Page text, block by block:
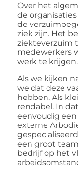
Over het
de
de
ziek zijn. Het
ziekteverzuim
medewerkers
werk te krijgen.
Als we kijken
we dat deze
hebben. Als
rendabel. In
eenvoudig
externe
een groot
bedrijf op het